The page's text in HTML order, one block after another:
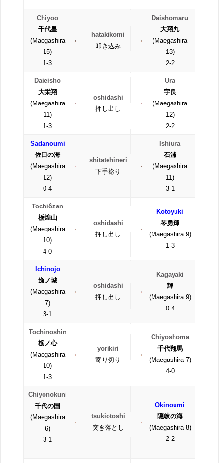
Chiyoo
千代皇
(Maegashira
15)
1-3
hatakikomi
叩き込み
Daishomaru
大翔丸
(Maegashira
13)
2-2
Daieisho
大栄翔
(Maegashira
11)
1-3
oshidashi
押し出し
Ura
宇良
(Maegashira
12)
2-2
Sadanoumi
佐田の海
(Maegashira
12)
0-4
shitatehineri
下手捻り
Ishiura
石浦
(Maegashira
11)
3-1
Tochiôzan
栃煌山
(Maegashira
10)
4-0
oshidashi
押し出し
Kotoyuki
琴勇輝
(Maegashira 9)
1-3
Ichinojo
逸ノ城
(Maegashira
7)
3-1
oshidashi
押し出し
Kagayaki
輝
(Maegashira 9)
0-4
Tochinoshin
栃ノ心
(Maegashira
10)
1-3
yorikiri
寄り切り
Chiyoshoma
千代翔馬
(Maegashira 7)
4-0
Chiyonokuni
千代の国
(Maegashira
6)
3-1
tsukiotoshi
突き落とし
Okinoumi
隠岐の海
(Maegashira 8)
2-2